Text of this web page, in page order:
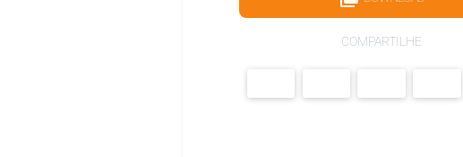
COMPARTILHE